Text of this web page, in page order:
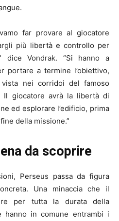
far provare al giocatore
più libertà e controllo per
dice Vondrak. “Si hanno a
portare a termine l’obiettivo,
nei corridoi del famoso
Il giocatore avrà la libertà di
ed esplorare l’edificio, prima
della missione.”
da scoprire
Perseus passa da figura
Una minaccia che il
per tutta la durata della
hanno in comune entrambi i